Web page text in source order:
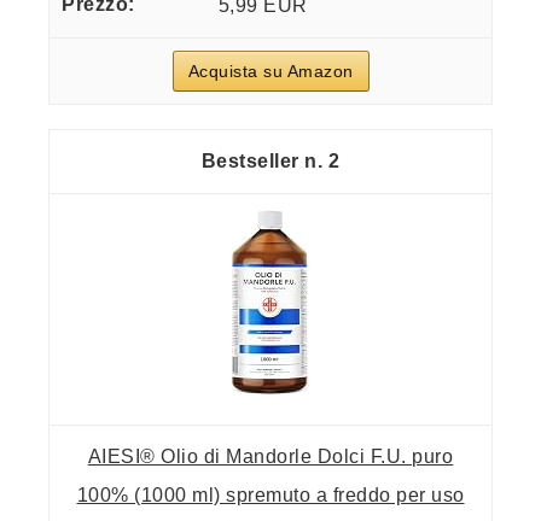
5,99 EUR
Acquista su Amazon
2
AIESI® Olio di Mandorle Dolci F.U. puro
100% (1000 ml) spremuto a freddo per uso